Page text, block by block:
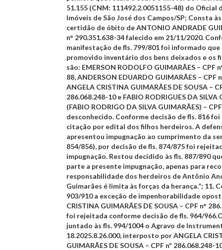
51.155 (CNM: 111492.2.0051155-48) do Oficial
Imóveis de São José dos Campos/SP; Consta
certidão de óbito de ANTONIO ANDRADE
n° 290.351.638-34 falecido em 21/11/2020.
manifestação de fls. 799/801 foi informado que
promovido inventário dos bens deixados e os
são: EMERSON RODOLFO GUIMARÃES – CPF
88, ANDERSON EDUARDO GUIMARÃES – CPF
ANGELA CRISTINA GUIMARÃES DE SOUSA –
286.068.248-10 e FABIO RODRIGUES DA SILVA
(FABIO RODRIGO DA SILVA GUIMARÃES) –
desconhecido. Conforme decisão de fls. 816
citação por edital dos filhos herdeiros. A
apresentou impugnação ao cumprimento da
854/856), por decisão de fls. 874/875 foi
impugnação. Restou decidido às fls. 887/890
parte a presente impugnação, apenas para
responsabilidade dos herdeiros de Antônio
Guimarães é limita às forças da herança.”; 11.
903/910 a exceção de impenhorabilidade
CRISTINA GUIMARÃES DE SOUSA – CPF n°
foi rejeitada conforme decisão de fls. 964/
juntado às fls. 994/1004 o Agravo de
18.2025.8.26.000, interposto por ANGELA
GUIMARÃES DE SOUSA – CPF nº 286.068.248-